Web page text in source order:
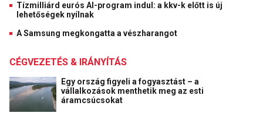
Tízmilliárd eurós AI-program indul: a kkv-k előtt is új
lehetőségek nyílnak
A Samsung megkongatta a vészharangot
CÉGVEZETÉS & IRÁNYÍTÁS
Egy ország figyeli a fogyasztást – a
vállalkozások menthetik meg az esti
áramcsúcsokat